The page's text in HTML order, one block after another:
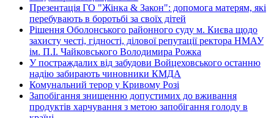
Презентація ГО "Жінка & Закон": допомога матерям, які
перебувають в боротьбі за своїх дітей
Рішення Оболонського районного суду м. Києва щодо
захисту честі, гідності, ділової репутації ректора НМАУ
ім. П.І. Чайковського Володимира Рожка
У постраждалих від забудови Войцеховського останню
надію забирають чиновники КМДА
Комунальний терор у Кривому Розі
Запобігання знищенню допустимих до вживання
продуктів харчування з метою запобігання голоду в